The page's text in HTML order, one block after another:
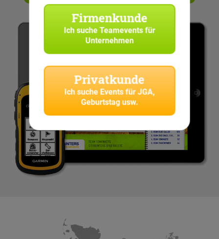
Firmenkunde
Ich sucheTeamevents für
Unternehmen
Privatkunde
Ich suche Events für JGA,
Geburtstag usw.